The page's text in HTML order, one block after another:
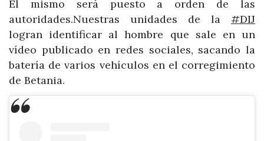
El mismo será puesto a orden de las
autoridades.Nuestras unidades de la #DIJ
logran identificar al hombre que sale en un
vídeo publicado en redes sociales, sacando la
batería de varios vehículos en el corregimiento
de Betania.